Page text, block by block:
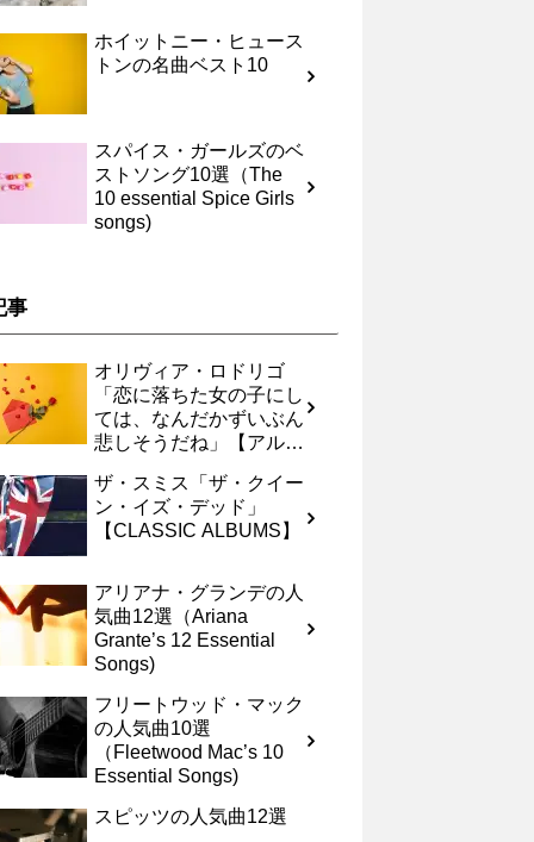
ホイットニー・ヒュース
トンの名曲ベスト10
スパイス・ガールズのベ
ストソング10選（The
10 essential Spice Girls
songs)
事
オリヴィア・ロドリゴ
「恋に落ちた女の子にし
ては、なんだかずいぶん
悲しそうだね」【アルバ
ザ・スミス「ザ・クイー
ン・イズ・デッド」
【CLASSIC ALBUMS】
アリアナ・グランデの人
気曲12選（Ariana
Grante’s 12 Essential
Songs)
フリートウッド・マック
の人気曲10選
（Fleetwood Mac’s 10
Essential Songs)
スピッツの人気曲12選